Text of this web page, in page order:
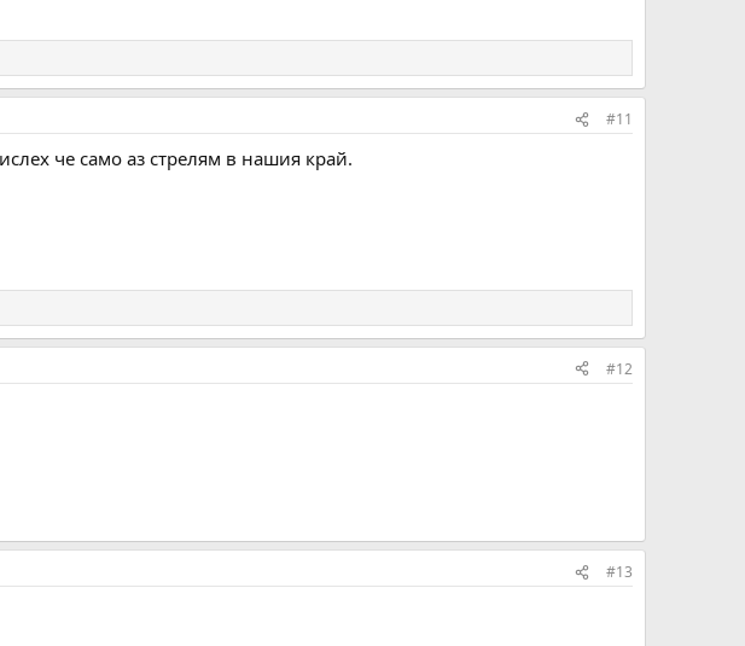
#11
че само аз стрелям в нашия край.
#12
#13